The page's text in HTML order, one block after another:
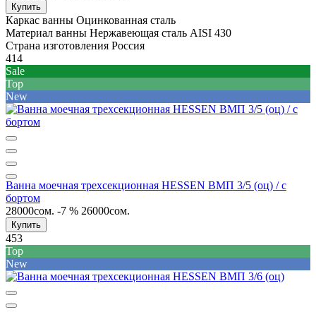
Купить
Каркас ванны Оцинкованная сталь
Материал ванны Нержавеющая сталь AISI 430
Страна изготовления Россия
414
Sale
Top
New
Ванна моечная трехсекционная HESSEN ВМП 3/5 (оц) / с
бортом
28000сом. -7 % 26000сом.
Купить
453
Top
New